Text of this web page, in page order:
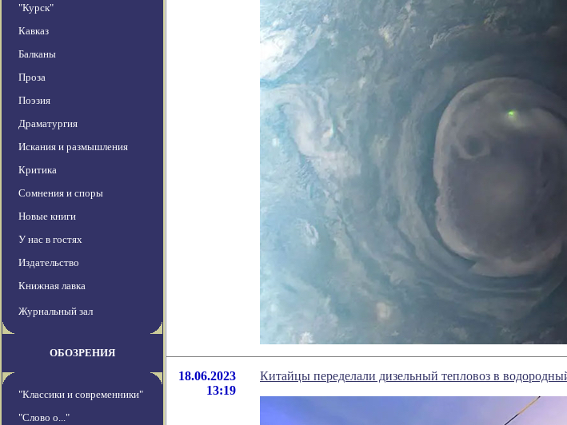
"Курск"
Кавказ
Балканы
Проза
Поэзия
Драматургия
Искания и размышления
Критика
Сомнения и споры
Новые книги
У нас в гостях
Издательство
Книжная лавка
Журнальный зал
ОБОЗРЕНИЯ
"Классики и современники"
"Слово о..."
18.06.2023
13:19
Китайцы переделали дизельный тепловоз в